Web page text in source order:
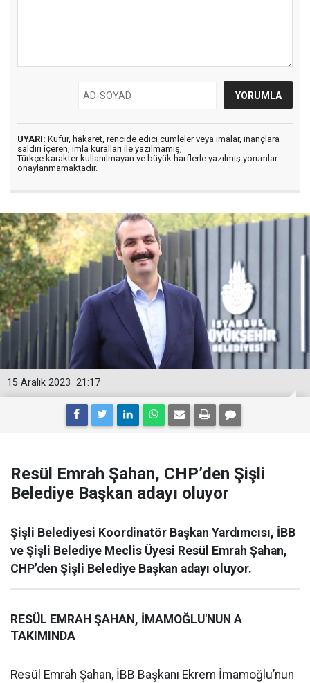
UYARI: Küfür, hakaret, rencide edici cümleler veya imalar, inançlara
saldırı içeren, imla kuralları ile yazılmamış,
Türkçe karakter kullanılmayan ve büyük harflerle yazılmış yorumlar
onaylanmamaktadır.
21:17
15 Aralık 2023
Resül Emrah Şahan, CHP’den Şişli
Belediye Başkan adayı oluyor
Şişli Belediyesi Koordinatör Başkan Yardımcısı, İBB
ve Şişli Belediye Meclis Üyesi Resül Emrah Şahan,
CHP’den Şişli Belediye Başkan adayı oluyor.
RESÜL EMRAH ŞAHAN, İMAMOĞLU'NUN A
TAKIMINDA
Resül Emrah Şahan, İBB Başkanı Ekrem İmamoğlu’nun